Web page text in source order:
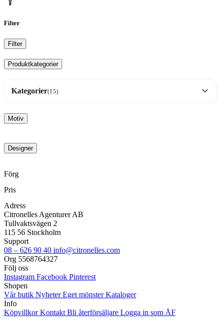
Filter
Filter
Produktkategorier
Kategorier(15)
Brickor
Dalahäst motiv
FIKA orginal
Kökshanddukar
Muggar
Originella Original
OUTLET
Övrigt
Motiv
Designer
Förg
Pris
Adress
Citronelles Agenturer AB
Tullvaktsvägen 2
115 56 Stockholm
Support
08 – 626 90 40 info@citronelles.com
Org 5568764327
Följ oss
Instagram Facebook Pinterest
Shopen
Vår butik NyheterEget mönsterKataloger
Info
KöpvillkorKontakt Bli återförsäljare Logga in som ÅF